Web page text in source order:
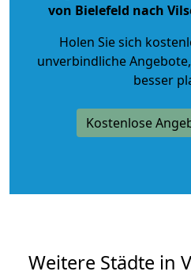
von Bielefeld nach
Holen Sie sich
unverbindliche Angebote
besser
Kostenlose
Weitere Städte in